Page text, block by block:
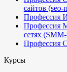
сайтов
Профессия
Профессия
сетях
Профессия
Курсы